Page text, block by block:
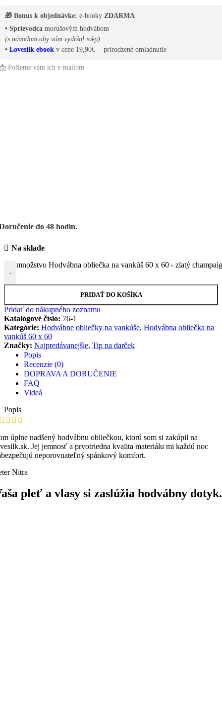
🎁 Bonus k objednávke: e-booky ZDARMA
• Sprievodca morušovým hodvábom
(s návodom aby vám vydržal roky)
• Lovesilk ebook v cene 19,90€ - prirodzené omladnutie
Pošleme vám ich e-mailom
do 48 hodín.
Na sklade
-
množstvo Hodvábna obliečka na vankúš 60 x 60 - zlatý
PRIDAŤ DO KOŠÍKA
Pridať do nákupného zoznamu
Katalógové číslo: 76-1
Kategórie: Hodvábne obliečky na vankúše, Hodvábna obliečka na
vankúš 60 x 60
Značky: Najpredávanejšie, Tip na darček
Popis
Recenzie (0)
DOPRAVA A DORUČENIE
FAQ
Videá
Popis
úplne nadšený hodvábnu obliečkou, ktorú som si zakúpil na
Jej jemnosť a prvotriedna kvalita materiálu mi každú noc
neporovnateľný spánkový komfort.
Nitra
pleť a vlasy si zaslúžia hodvábny dotyk.